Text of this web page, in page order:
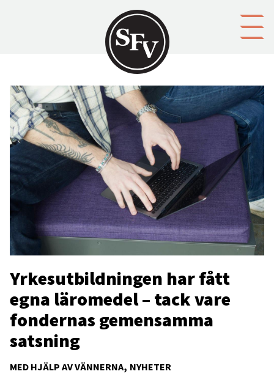
MED HJÄLP AV VÄNNERNA NYHETER
Yrkesutbildningen har fått
egna läromedel – tack vare
fondernas gemensamma
satsning